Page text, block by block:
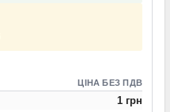
ЦІНА БЕЗ ПДВ
1 грн